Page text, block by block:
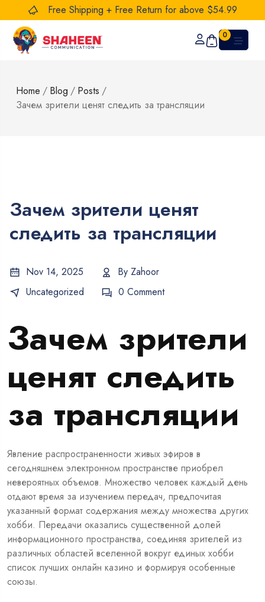
Free Shipping + Free Return for above $54.99
0
Home / Blog / Posts /
Зачем зрители ценят следить за трансляции
Зачем зрители ценят
следить за трансляции
Nov 14, 2025 By Zahoor
Uncategorized
0 Comment
Зачем зрители
ценят следить
за трансляции
Явление распространенности живых эфиров в
сегодняшнем электронном пространстве приобрел
невероятных объемов. Множество человек каждый день
отдают время за изучением передач, предпочитая
указанный формат содержания между множества других
хобби. Передачи оказались существенной долей
информационного пространства, соединяя зрителей из
различных областей вселенной вокруг единых хобби
список лучших онлайн казино и формируя особенные
союзы.